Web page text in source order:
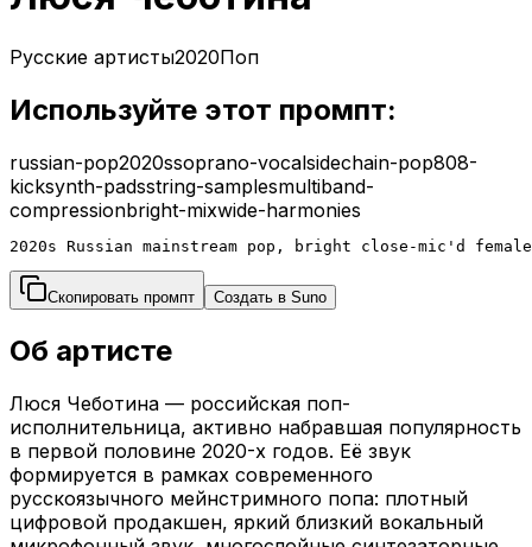
Русские артисты2020Поп
Используйте этот промпт:
russian-pop2020ssoprano-vocalsidechain-pop808-
kicksynth-padsstring-samplesmultiband-
compressionbright-mixwide-harmonies
2020s Russian mainstream pop, bright close-mic'd
Скопировать промпт Создать в Suno
Об артисте
Люся Чеботина — российская поп-
исполнительница, активно набравшая популярность
в первой половине 2020-х годов. Её звук
формируется в рамках современного
русскоязычного мейнстримного попа: плотный
цифровой продакшен, яркий близкий вокальный